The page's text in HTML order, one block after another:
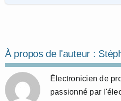
À propos de l'auteur :
Électronicien de
passionné par